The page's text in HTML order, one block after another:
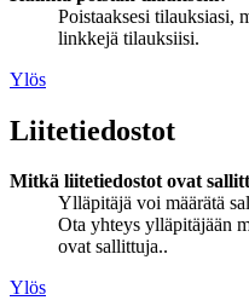
Poistaaksesi tilauksiasi,
linkkejä tilauksiisi.
Ylös
Liitetiedostot
Mitkä liitetiedostot ovat
Ylläpitäjä voi määrätä
Ota yhteys ylläpitäjään
ovat sallittuja..
Ylös